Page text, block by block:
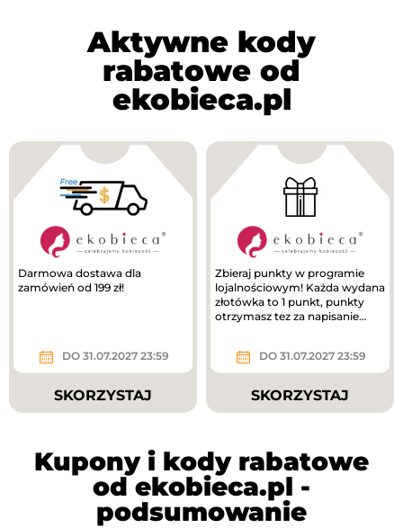
Aktywne kody
rabatowe od
ekobieca.pl
Darmowa dostawa dla
zamówień od 199 zł!
DO 31.07.2027 23:59
SKORZYSTAJ
Zbieraj punkty w programie
lojalnościowym! Każda wydana
złotówka to 1 punkt, punkty
otrzymasz tez za napisanie
DO 31.07.2027 23:59
SKORZYSTAJ
Kupony i kody rabatowe
od ekobieca.pl -
podsumowanie